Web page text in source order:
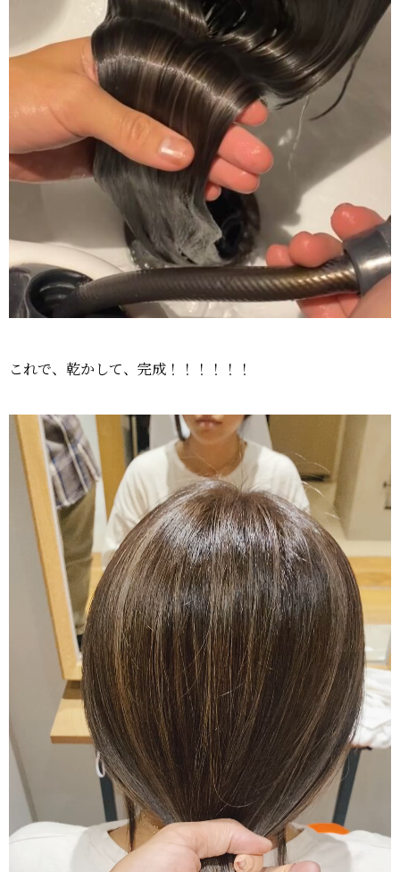
これで、乾かして、完成！！！！！！